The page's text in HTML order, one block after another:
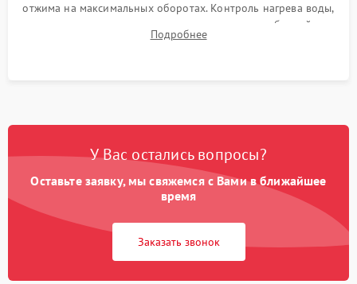
отжима на максимальных оборотах. Контроль нагрева воды,
корректности слива, отсутствия излишних вибраций,
посторонних стуков и протечек под корпусом.
Подробнее
У Вас остались вопросы?
Оставьте заявку, мы свяжемся с Вами в ближайшее
время
Заказать звонок